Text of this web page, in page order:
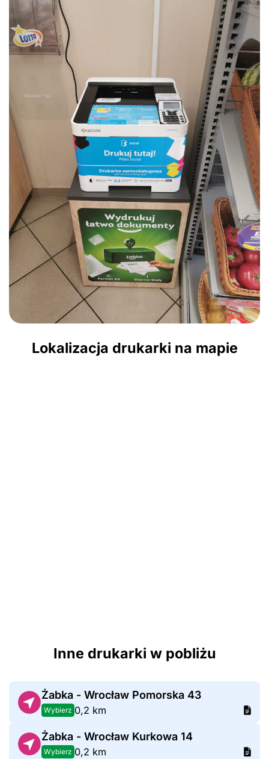
Lokalizacja drukarki na mapie
Inne drukarki w pobliżu
Żabka - Wrocław Pomorska 43
Wybierz 0,2 km
Żabka - Wrocław Kurkowa 14
Wybierz 0,2 km